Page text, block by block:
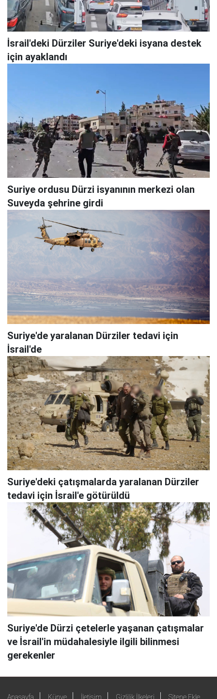
İsrail'deki Dürziler Suriye'deki isyana destek
için ayaklandı
Suriye ordusu Dürzi isyanının merkezi olan
Suveyda şehrine girdi
Suriye'de yaralanan Dürziler tedavi için
İsrail'de
Suriye'deki çatışmalarda yaralanan Dürziler
tedavi için İsrail'e götürüldü
Suriye'de Dürzi çetelerle yaşanan çatışmalar
ve İsrail'in müdahalesiyle ilgili bilinmesi
gerekenler
Anasayfa Künye İletişim Gizlilik İlkeleri Sitene Ekle